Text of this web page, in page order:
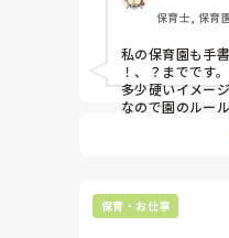
ちなみに保護者
使った文章が送ら
保育士, 保育
私の保育園も手書
！、？までです。
多少硬いイメー
なので園のルー
保育・お仕事